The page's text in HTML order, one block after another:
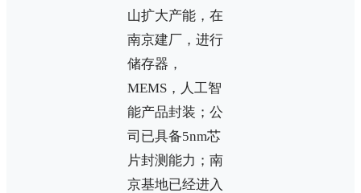
山扩大产能，在
南京建厂，进行
储存器，
MEMS，人工智
能产品封装；公
司已具备5nm芯
片封测能力；南
京基地已经进入